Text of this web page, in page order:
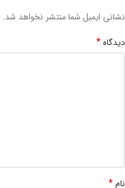
نشانی ایمیل شما منتشر نخواهد شد.
دیدگاه*
نام*